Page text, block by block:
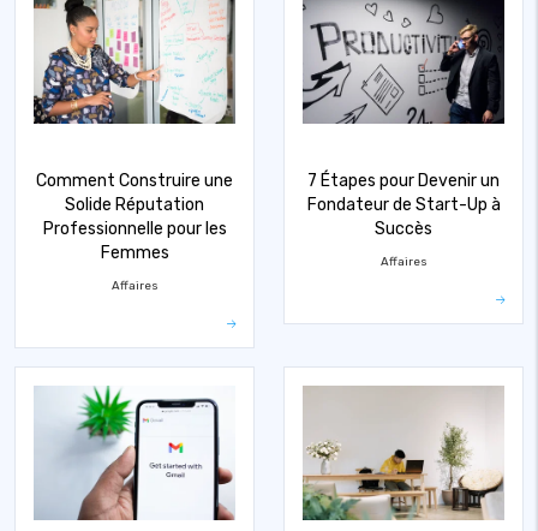
Comment Construire une
Solide Réputation
Professionnelle pour les
Femmes
Affaires
7 Étapes pour Devenir un
Fondateur de Start-Up à
Succès
Affaires